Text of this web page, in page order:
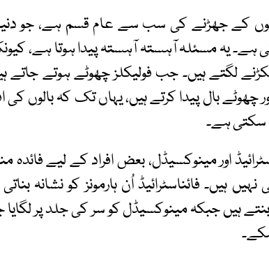
کے جھڑنے کی سب سے عام قسم ہے، جو
ہے۔ یہ مسئلہ آہستہ آہستہ پیدا ہوتا ہے،
لگتے ہیں۔ جب فولیکلز چھوٹے ہوتے جاتے
چھوٹے بال پیدا کرتے ہیں، یہاں تک کہ بالوں
سکتی ہے۔
اور مینوکسیڈل، بعض افراد کے لیے فائدہ
ہیں۔ فائناسٹرائیڈ اُن ہارمونز کو نشانہ
ہیں جبکہ مینوکسیڈل کو سر کی جلد پر لگایا